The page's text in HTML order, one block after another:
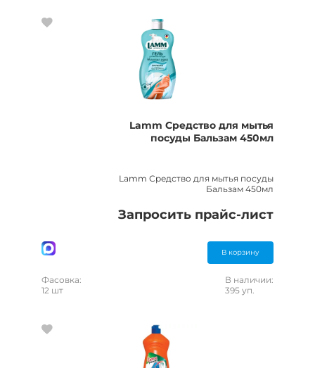
Lamm Средство для мытья
посуды Бальзам 450мл
Lamm Средство для мытья посуды
Бальзам 450мл
Запросить прайс-лист
В корзину
Фасовка:
12 шт
В наличии:
395 уп.